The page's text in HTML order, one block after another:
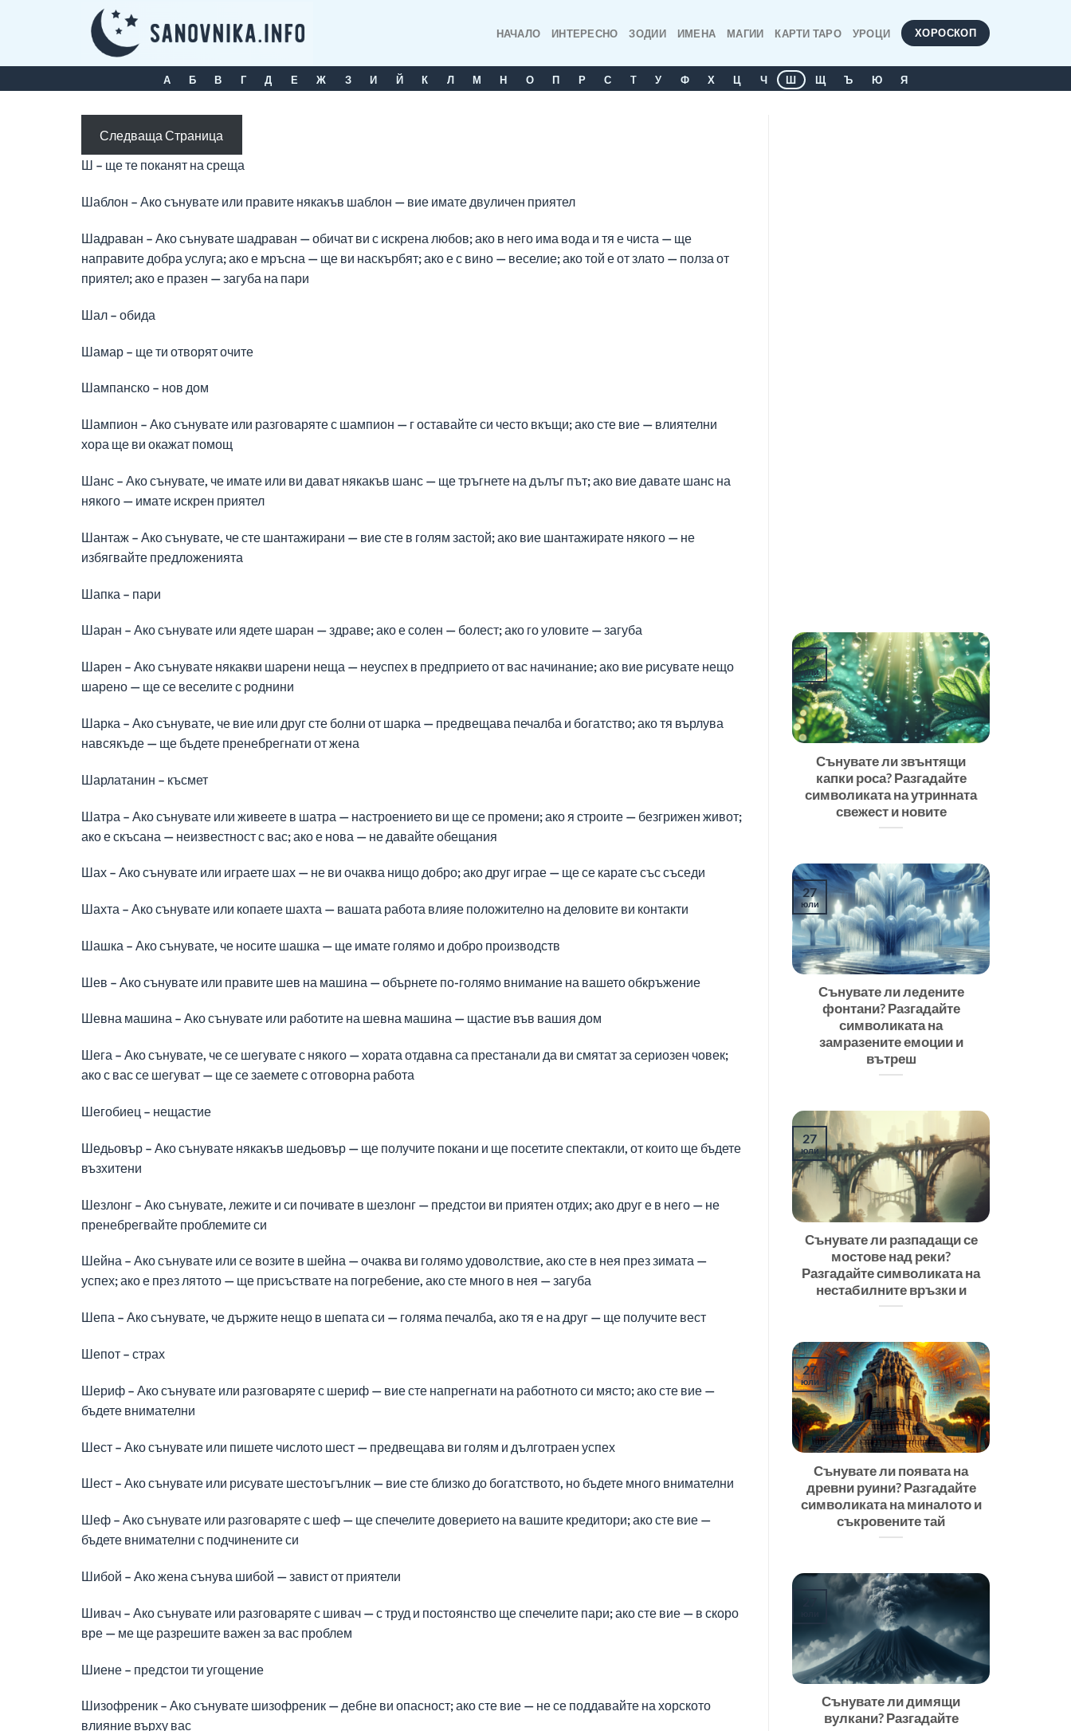
НАЧАЛО ИНТЕРЕСНО ЗОДИИ ИМЕНА МАГИИ КАРТИ ТАРО УРОЦИ ХОРОСКОП
А Б В Г Д Е Ж З И Й К Л М Н О П Р С T У Ф Х Ц Ч Ш Щ Ъ Ю Я
Следваща Страница
Ш – ще те поканят на среща
Шаблон – Ако сънувате или правите някакъв шаблон — вие имате двуличен приятел
Шадраван – Ако сънувате шадраван — обичат ви с искрена любов; ако в него има вода и тя е чиста — ще
направите добра услуга; ако е мръсна — ще ви наскърбят; ако е с вино — веселие; ако той е от злато — полза от
приятел; ако е празен — загуба на пари
Шал – обида
Шамар – ще ти отворят очите
Шампанско – нов дом
Шампион – Ако сънувате или разговаряте с шампион — г оставайте си често вкъщи; ако сте вие — влиятелни
хора ще ви окажат помощ
Шанс – Ако сънувате, че имате или ви дават някакъв шанс — ще тръгнете на дълъг път; ако вие давате шанс на
някого — имате искрен приятел
Шантаж – Ако сънувате, че сте шантажирани — вие сте в голям застой; ако вие шантажирате някого — не
избягвайте предложенията
Шапка – пари
Шаран – Ако сънувате или ядете шаран — здраве; ако е солен — болест; ако го уловите — загуба
Шарен – Ако сънувате някакви шарени неща — неуспех в предприето от вас начинание; ако вие рисувате нещо
шарено — ще се веселите с роднини
Шарка – Ако сънувате, че вие или друг сте болни от шарка — предвещава печалба и богатство; ако тя върлува
навсякъде — ще бъдете пренебрегнати от жена
Шарлатанин – късмет
Шатра – Ако сънувате или живеете в шатра — настроението ви ще се промени; ако я строите — безгрижен живот;
ако е скъсана — неизвестност с вас; ако е нова — не давайте обещания
Шах – Ако сънувате или играете шах — не ви очаква нищо добро; ако друг играе — ще се карате със съседи
Шахта – Ако сънувате или копаете шахта — вашата работа влияе положително на деловите ви контакти
Шашка – Ако сънувате, че носите шашка — ще имате голямо и добро производств
Шев – Ако сънувате или правите шев на машина — обърнете по-голямо внимание на вашето обкръжение
Шевна машина – Ако сънувате или работите на шевна машина — щастие във вашия дом
Шега – Ако сънувате, че се шегувате с някого — хората отдавна са престанали да ви смятат за сериозен човек;
ако с вас се шегуват — ще се заемете с отговорна работа
Шегобиец – нещастие
Шедьовър – Ако сънувате някакъв шедьовър — ще получите покани и ще посетите спектакли, от които ще бъдете
възхитени
Шезлонг – Ако сънувате, лежите и си почивате в шезлонг — предстои ви приятен отдих; ако друг е в него — не
пренебрегвайте проблемите си
Шейна – Ако сънувате или се возите в шейна — очаква ви голямо удоволствие, ако сте в нея през зимата —
успех; ако е през лятото — ще присъствате на погребение, ако сте много в нея — загуба
Шепа – Ако сънувате, че държите нещо в шепата си — голяма печалба, ако тя е на друг — ще получите вест
Шепот – страх
Шериф – Ако сънувате или разговаряте с шериф — вие сте напрегнати на работното си място; ако сте вие —
бъдете внимателни
Шест – Ако сънувате или пишете числото шест — предвещава ви голям и дълготраен успех
Шест – Ако сънувате или рисувате шестоъгълник — вие сте близко до богатството, но бъдете много внимателни
Шеф – Ако сънувате или разговаряте с шеф — ще спечелите доверието на вашите кредитори; ако сте вие —
бъдете внимателни с подчинените си
Шибой – Ако жена сънува шибой — завист от приятели
Шивач – Ако сънувате или разговаряте с шивач — с труд и постоянство ще спечелите пари; ако сте вие — в скоро
вре — ме ще разрешите важен за вас проблем
Шиене – предстои ти угощение
Шизофреник – Ако сънувате шизофреник — дебне ви опасност; ако сте вие — не се поддавайте на хорското
влияние върху вас
Сънувате ли звънтящи
капки роса? Разгадайте
символиката на утринната
свежест и новите
27
юли
Сънувате ли ледените
фонтани? Разгадайте
символиката на
замразените емоции и
вътреш
27
юли
Сънувате ли разпадащи се
мостове над реки?
Разгадайте символиката на
нестабилните връзки и
27
юли
Сънувате ли появата на
древни руини? Разгадайте
символиката на миналото и
съкровените тай
27
юли
Сънувате ли димящи
вулкани? Разгадайте